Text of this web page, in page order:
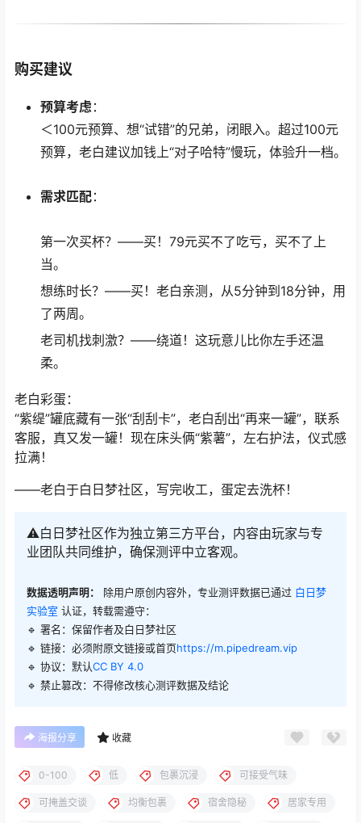
购买建议
预算考虑：
＜100元预算、想“试错”的兄弟，闭眼入。超过100元
预算，老白建议加钱上“对子哈特”慢玩，体验升一档。
需求匹配：
第一次买杯？——买！79元买不了吃亏，买不了上
当。
想练时长？——买！老白亲测，从5分钟到18分钟，用
了两周。
老司机找刺激？——绕道！这玩意儿比你左手还温
柔。
老白彩蛋：
“紫缇”罐底藏有一张“刮刮卡”，老白刮出“再来一罐”，联系
客服，真又发一罐！现在床头俩“紫薯”，左右护法，仪式感
拉满！
——老白于白日梦社区，写完收工，蛋定去洗杯！
⚠️白日梦社区作为独立第三方平台，内容由玩家与专
业团队共同维护，确保测评中立客观。
数据透明声明： 除用户原创内容外，专业测评数据已通过 白日梦
实验室 认证，转载需遵守：
🔹 署名：保留作者及白日梦社区
🔹 链接：必须附原文链接或首页https://m.pipedream.vip
🔹 协议：默认CC BY 4.0
🔹 禁止篡改：不得修改核心测评数据及结论
海报分享 收藏
0-100 低 包裹沉浸 可接受气味
可掩盖交谈 均衡包裹 宿舍隐秘 居家专用